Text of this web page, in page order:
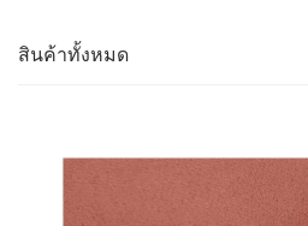
สินค้าทั้งหมด